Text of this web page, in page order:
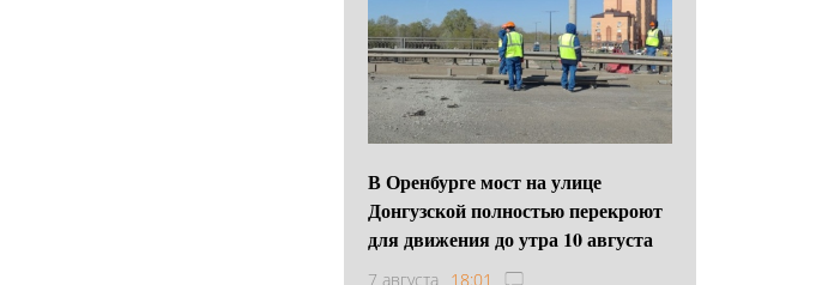
В Оренбурге мост на улице
Донгузской полностью перекроют
для движения до утра 10 августа
7 августа 18:01